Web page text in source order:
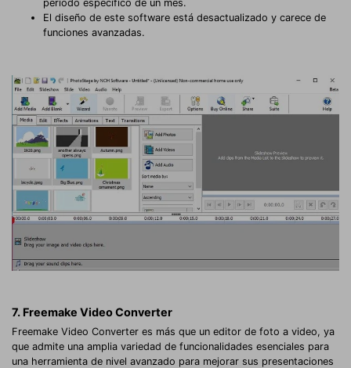
período específico de un mes.
El diseño de este software está desactualizado y carece de
funciones avanzadas.
7. Freemake Video Converter
Freemake Video Converter es más que un editor de foto a video, ya
que admite una amplia variedad de funcionalidades esenciales para
una herramienta de nivel avanzado para mejorar sus presentaciones